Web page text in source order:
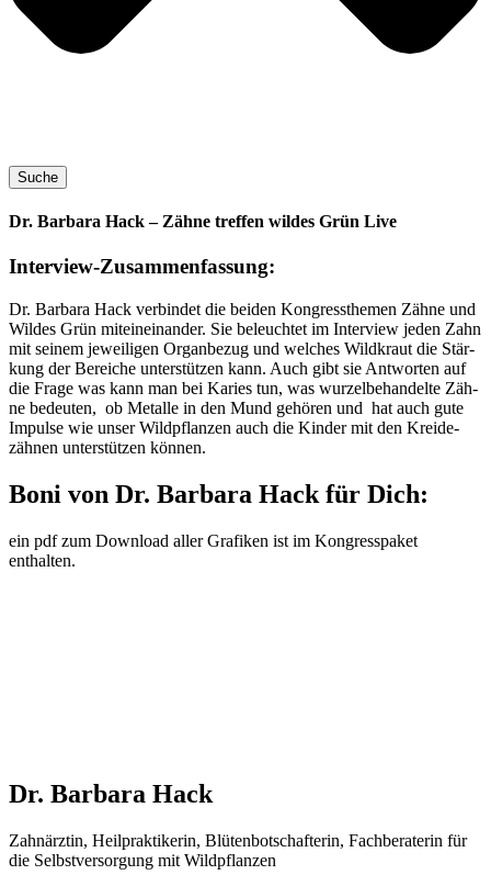
Suche
Dr. Barbara Hack – Zähne treffen wildes Grün Live
Interview-Zusammenfassung:
Dr. Bar­ba­ra Hack ver­bin­det die bei­den Kon­gress­the­men Zäh­ne und
Wil­des Grün mit­ein­ein­an­der. Sie beleuch­tet im Inter­view jeden Zahn
mit sei­nem jewei­li­gen Organ­be­zug und wel­ches Wild­kraut die Stär­
kung der Berei­che unter­stüt­zen kann. Auch gibt sie Ant­wor­ten auf
die Fra­ge was kann man bei Kari­es tun, was wur­zel­be­han­del­te Zäh­
ne bedeu­ten, ob Metal­le in den Mund gehö­ren und hat auch gute
Impul­se wie unser Wild­pflan­zen auch die Kin­der mit den Krei­de­
zäh­nen unter­stüt­zen können.
Boni von Dr. Barbara Hack für Dich:
ein pdf zum Down­load aller Gra­fi­ken ist im Kon­gress­pa­ket
enthalten.
Dr. Barbara Hack
Zahn­ärz­tin, Heil­prak­ti­ke­rin, Blü­ten­bot­schaf­te­rin, Fach­be­ra­te­rin für
die Selbst­ver­sor­gung mit Wildpflanzen